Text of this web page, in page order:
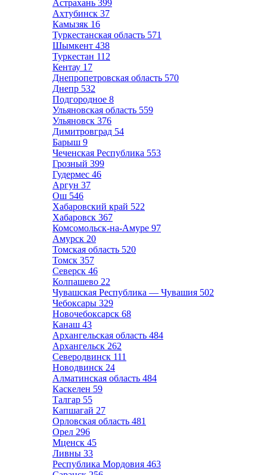
Астрахань 399
Ахтубинск 37
Камызяк 16
Туркестанская область 571
Шымкент 438
Туркестан 112
Кентау 17
Днепропетровская область 570
Днепр 532
Подгородное 8
Ульяновская область 559
Ульяновск 376
Димитровград 54
Барыш 9
Чеченская Республика 553
Грозный 399
Гудермес 46
Аргун 37
Ош 546
Хабаровский край 522
Хабаровск 367
Комсомольск-на-Амуре 97
Амурск 20
Томская область 520
Томск 357
Северск 46
Колпашево 22
Чувашская Республика — Чувашия 502
Чебоксары 329
Новочебоксарск 68
Канаш 43
Архангельская область 484
Архангельск 262
Северодвинск 111
Новодвинск 24
Алматинская область 484
Каскелен 59
Талгар 55
Капшагай 27
Орловская область 481
Орел 296
Мценск 45
Ливны 33
Республика Мордовия 463